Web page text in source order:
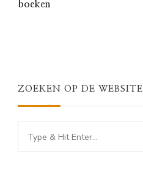
boeken
ZOEKEN OP DE WEBSITE
Looking
for